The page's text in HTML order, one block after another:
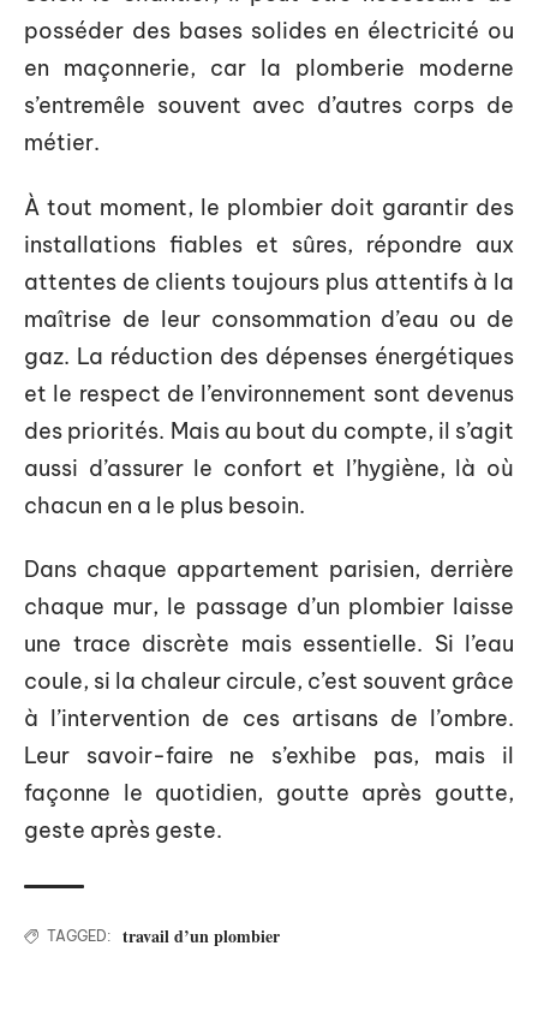
posséder des bases solides en électricité ou
en maçonnerie, car la plomberie moderne
s’entremêle souvent avec d’autres corps de
métier.
À tout moment, le plombier doit garantir des
installations fiables et sûres, répondre aux
attentes de clients toujours plus attentifs à la
maîtrise de leur consommation d’eau ou de
gaz. La réduction des dépenses énergétiques
et le respect de l’environnement sont devenus
des priorités. Mais au bout du compte, il s’agit
aussi d’assurer le confort et l’hygiène, là où
chacun en a le plus besoin.
Dans chaque appartement parisien, derrière
chaque mur, le passage d’un plombier laisse
une trace discrète mais essentielle. Si l’eau
coule, si la chaleur circule, c’est souvent grâce
à l’intervention de ces artisans de l’ombre.
Leur savoir-faire ne s’exhibe pas, mais il
façonne le quotidien, goutte après goutte,
geste après geste.
TAGGED: travail d’un plombier